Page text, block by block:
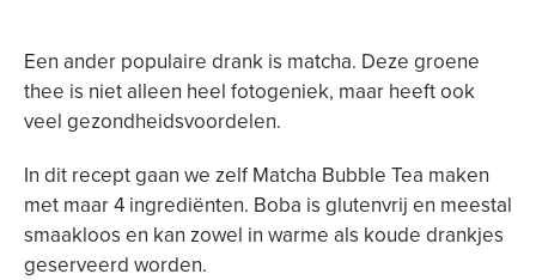
Een ander populaire drank is matcha. Deze groene
thee is niet alleen heel fotogeniek, maar heeft ook
veel gezondheidsvoordelen.
In dit recept gaan we zelf Matcha Bubble Tea maken
met maar 4 ingrediënten. Boba is glutenvrij en meestal
smaakloos en kan zowel in warme als koude drankjes
geserveerd worden.